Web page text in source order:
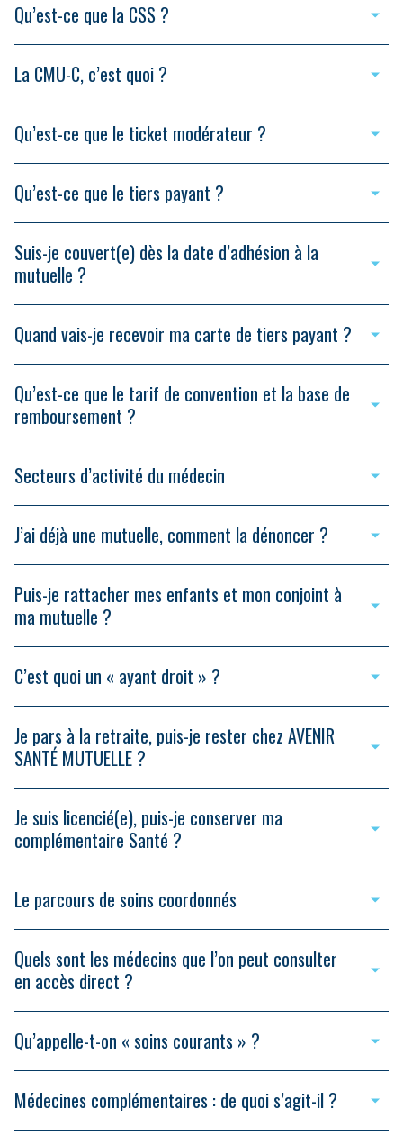
Qu’est-ce que la CSS ?
La CMU-C, c’est quoi ?
Qu’est-ce que le ticket modérateur ?
Qu’est-ce que le tiers payant ?
Suis-je couvert(e) dès la date d’adhésion à la
mutuelle ?
Quand vais-je recevoir ma carte de tiers payant ?
Qu’est-ce que le tarif de convention et la base de
remboursement ?
Secteurs d’activité du médecin
J’ai déjà une mutuelle, comment la dénoncer ?
Puis-je rattacher mes enfants et mon conjoint à
ma mutuelle ?
C’est quoi un « ayant droit » ?
Je pars à la retraite, puis-je rester chez AVENIR
SANTÉ MUTUELLE ?
Je suis licencié(e), puis-je conserver ma
complémentaire Santé ?
Le parcours de soins coordonnés
Quels sont les médecins que l’on peut consulter
en accès direct ?
Qu’appelle-t-on « soins courants » ?
Médecines complémentaires : de quoi s’agit-il ?